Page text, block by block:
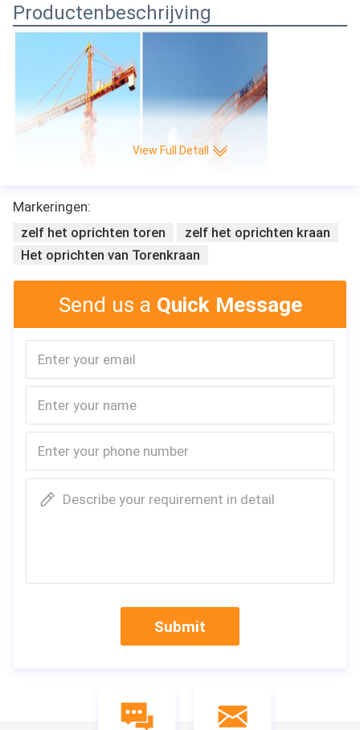
Productenbeschrijving
De de torenkraan wordt van QTZ63-5010 5t topkit
Behalve de 5t-torenkraan, kunnen wij andere kraan
View Full Detall
Markeringen:
zelf het oprichten toren
zelf het oprichten kraan
Het oprichten van Torenkraan
Send us a Quick Message
Describe your requirement in detail
Submit